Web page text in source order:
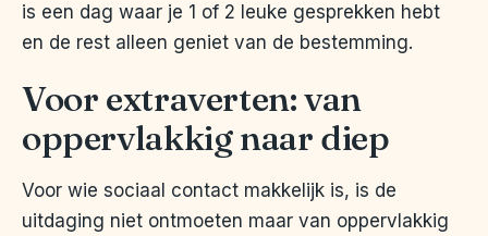
is een dag waar je 1 of 2 leuke gesprekken hebt
en de rest alleen geniet van de bestemming.
Voor extraverten: van
oppervlakkig naar diep
Voor wie sociaal contact makkelijk is, is de
uitdaging niet ontmoeten maar van oppervlakkig